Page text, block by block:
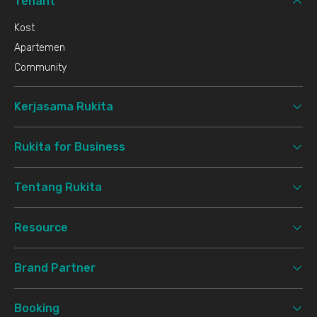
Kost
Apartemen
Community
Kerjasama Rukita
Rukita for Business
Tentang Rukita
Resource
Brand Partner
Booking